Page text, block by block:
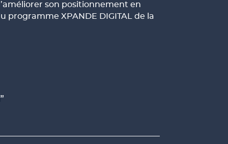
son positionnement en
programme XPANDE DIGITAL de la